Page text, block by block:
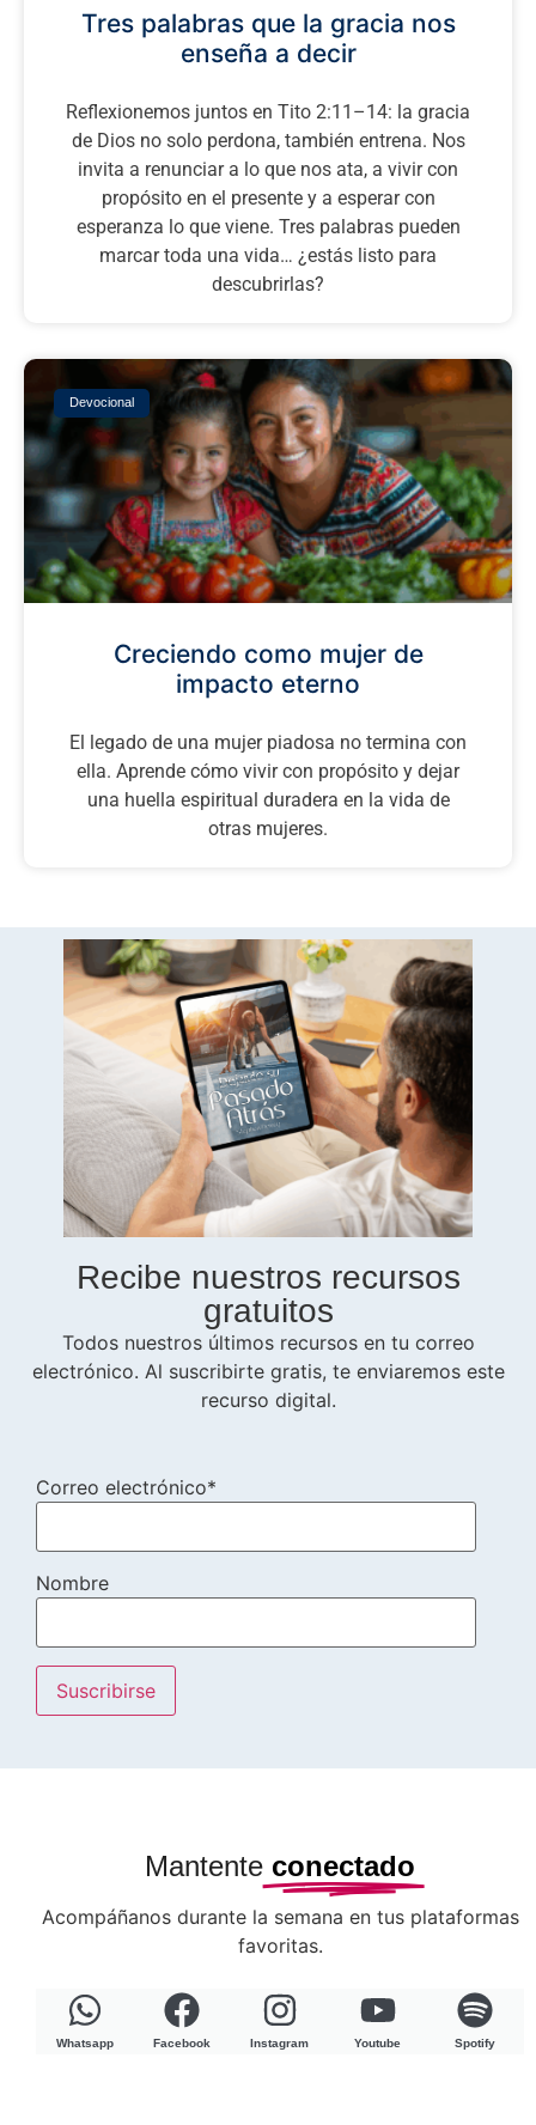
Tres palabras que la gracia nos
enseña a decir
Reflexionemos juntos en Tito 2:11–14: la gracia
de Dios no solo perdona, también entrena. Nos
invita a renunciar a lo que nos ata, a vivir con
propósito en el presente y a esperar con
esperanza lo que viene. Tres palabras pueden
marcar toda una vida… ¿estás listo para
descubrirlas?
Devocional
Creciendo como mujer de
impacto eterno
El legado de una mujer piadosa no termina con
ella. Aprende cómo vivir con propósito y dejar
una huella espiritual duradera en la vida de
otras mujeres.
Recibe nuestros recursos
gratuitos
Todos nuestros últimos recursos en tu correo
electrónico. Al suscribirte gratis, te enviaremos este
recurso digital.
Correo electrónico*
Nombre
Mantente conectado
Acompáñanos durante la semana en tus plataformas
favoritas.
Whatsapp Facebook Instagram Youtube Spotify